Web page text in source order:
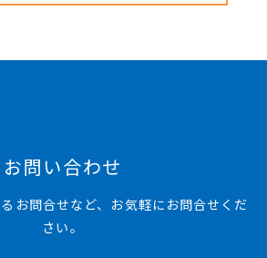
お問い合わせ
お問合せなど、お気軽にお問合せくだ
さい。